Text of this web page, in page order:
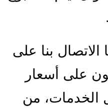
بنا على
على أسعار
الخدمات، من